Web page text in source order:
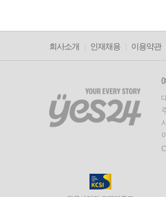
회사소개 인재채용 이용약관